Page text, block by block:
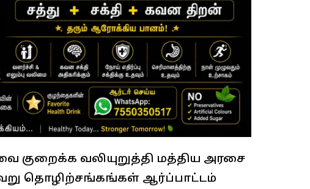
வலியுறுத்தி மத்திய அரசை
தொழிற்சங்கங்கள் ஆர்ப்பாட்டம்